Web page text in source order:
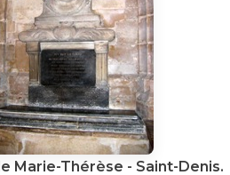
Marie-Thérèse - Saint-Denis.